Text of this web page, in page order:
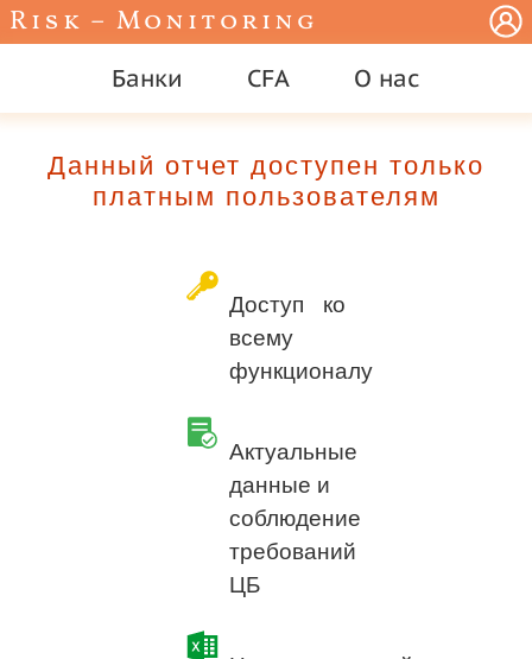
Risk – Monitoring
Банки CFA О нас
Данный отчет доступен только
платным пользователям
Доступ ко
всему
функционалу
Актуальные
данные и
соблюдение
требований
ЦБ